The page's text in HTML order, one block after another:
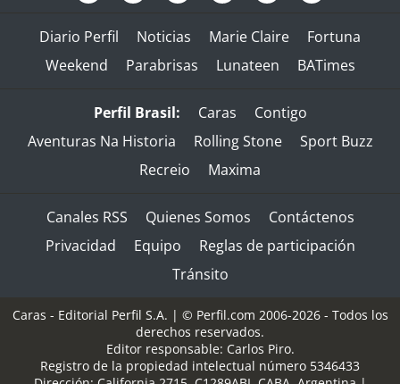
Diario Perfil Noticias Marie Claire
Fortuna
Weekend
Parabrisas Lunateen BATimes
Perfil Brasil: Caras
Contigo
Aventuras Na Historia
Rolling Stone
Sport Buzz
Recreio
Maxima
Canales RSS Quienes Somos
Contáctenos
Privacidad
Equipo
Reglas de participación
Tránsito
Caras - Editorial Perfil S.A. | © Perfil.com 2006-2026 - Todos los
derechos reservados.
Editor responsable: Carlos Piro.
Registro de la propiedad intelectual número 5346433